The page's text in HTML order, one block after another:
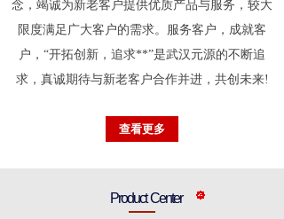
念，竭诚为新老客户提供优质产品与服务，较大
限度满足广大客户的需求。服务客户，成就客
户，“开拓创新，追求**”是武汉元源的不断追
求，真诚期待与新老客户合作并进，共创未来!
查看更多
Product Center